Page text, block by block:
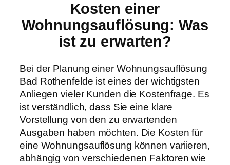
Kosten einer
Wohnungsauflösung: Was
ist zu erwarten?
Bei der Planung einer Wohnungsauflösung
Bad Rothenfelde ist eines der wichtigsten
Anliegen vieler Kunden die Kostenfrage. Es
ist verständlich, dass Sie eine klare
Vorstellung von den zu erwartenden
Ausgaben haben möchten. Die Kosten für
eine Wohnungsauflösung können variieren,
abhängig von verschiedenen Faktoren wie